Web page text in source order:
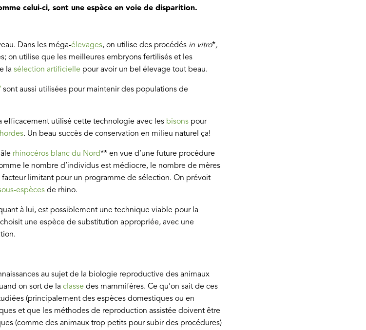
celui-ci, sont une espèce en voie de disparition.
Dans les méga-élevages, on utilise des procédés in vitro*,
on utilise que les meilleures embryons fertilisés et les
la sélection artificielle pour avoir un bel élevage tout beau.
sont aussi utilisées pour maintenir des populations de
efficacement utilisé cette technologie avec les bisons pour
hordes. Un beau succès de conservation en milieu naturel ça!
rhinocéros blanc du Nord** en vue d’une future procédure
le nombre d’individus est médiocre, le nombre de mères
limitant pour un programme de sélection. On prévoit
espèces de rhino.
à lui, est possiblement une technique viable pour la
une espèce de substitution appropriée, avec une
au sujet de la biologie reproductive des animaux
on sort de la classe des mammifères. Ce qu’on sait de ces
(principalement des espèces domestiques ou en
et que les méthodes de reproduction assistée doivent être
(comme des animaux trop petits pour subir des procédures)